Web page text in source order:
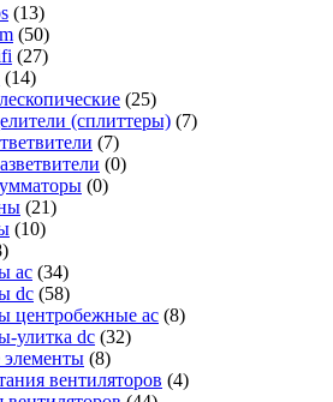
(13)
(50)
(27)
(14)
(25)
(сплиттеры) (7)
(7)
(0)
(0)
(21)
(10)
ac (34)
dc (58)
центробежные ac (8)
улитка dc (32)
(8)
вентиляторов (4)